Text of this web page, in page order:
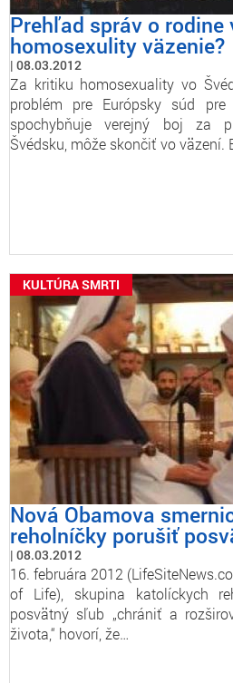
Prehľad správ o rodine
homosexulity väzenie?
08.03.2012
Za kritiku homosexuality vo
problém pre Európsky súd pre
spochybňuje verejný boj za
Švédsku, môže skončiť vo väzení.
KULTÚRA SMRTI
Nová Obamova
reholníčky porušiť
08.03.2012
16. februára 2012
of Life), skupina katolíckych
posvätný sľub „chrániť a
života,“ hovorí, že…